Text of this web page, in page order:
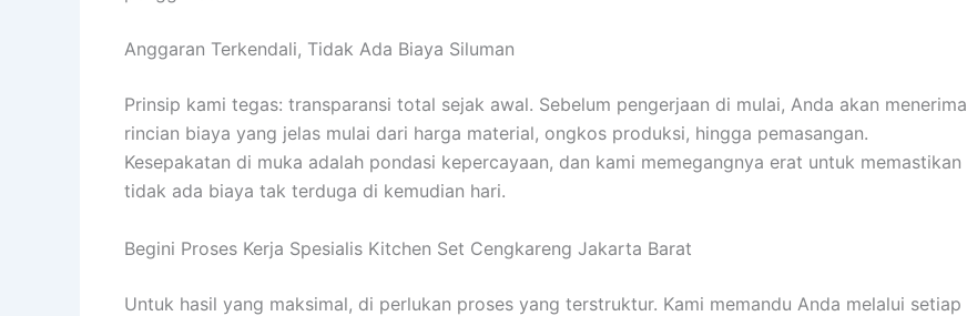
Anggaran Terkendali, Tidak Ada Biaya Siluman
Prinsip kami tegas: transparansi total sejak awal. Sebelum pengerjaan di mulai, Anda akan menerima
rincian biaya yang jelas mulai dari harga material, ongkos produksi, hingga pemasangan.
Kesepakatan di muka adalah pondasi kepercayaan, dan kami memegangnya erat untuk memastikan
tidak ada biaya tak terduga di kemudian hari.
Begini Proses Kerja Spesialis Kitchen Set Cengkareng Jakarta Barat
Untuk hasil yang maksimal, di perlukan proses yang terstruktur. Kami memandu Anda melalui setiap